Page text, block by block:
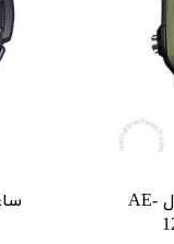
ساعت مچی کاسیو مدل AE-